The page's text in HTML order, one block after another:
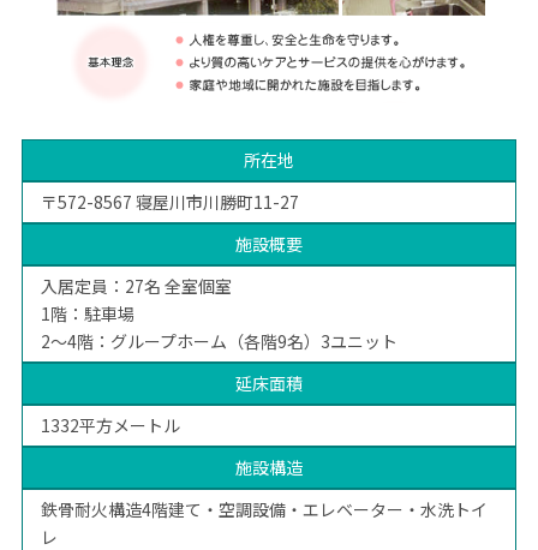
所在地
〒572-8567 寝屋川市川勝町11-27
施設概要
入居定員：27名 全室個室
1階：駐車場
2～4階：グループホーム（各階9名）3ユニット
延床面積
1332平方メートル
施設構造
鉄骨耐火構造4階建て・空調設備・エレベーター・水洗トイ
レ